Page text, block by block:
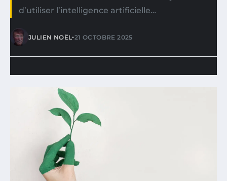
d’utiliser l’intelligence artificielle…
JULIEN NOËL•21 OCTOBRE 2025